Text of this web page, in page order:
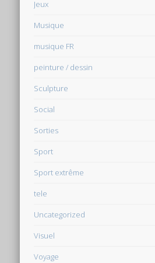
Jeux
Musique
musique FR
peinture / dessin
Sculpture
Social
Sorties
Sport
Sport extrême
tele
Uncategorized
Visuel
Voyage